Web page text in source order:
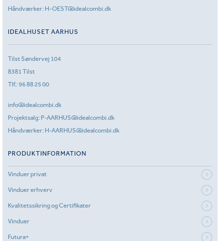
Håndværker: H-OEST@idealcombi.dk
IDEALHUSET AARHUS
Tilst Søndervej 104
8381 Tilst
Tlf.:96 88 25 00
info@idealcombi.dk
Projektsalg: P-AARHUS@idealcombi.dk
Håndværker: H-AARHUS@idealcombi.dk
PRODUKTINFORMATION
Vinduer privat
Vinduer erhverv
Kvalitetssikring og Certifikater
Vinduer
Futura+